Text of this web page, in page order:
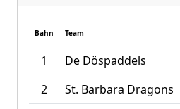
Bahn Team
1 De Döspaddels
2
St. Barbara Dragons